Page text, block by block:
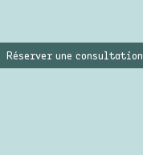
Réserver une consultation